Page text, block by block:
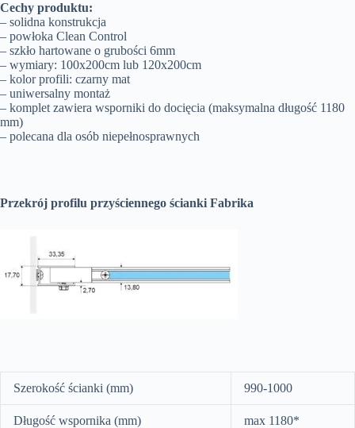
Cechy produktu:
– solidna konstrukcja
– powłoka Clean Control
– szkło hartowane o grubości 6mm
– wymiary: 100x200cm lub 120x200cm
– kolor profili: czarny mat
– uniwersalny montaż
– komplet zawiera wsporniki do docięcia (maksymalna długość 1180
mm)
– polecana dla osób niepełnosprawnych
Przekrój profilu przyściennego ścianki Fabrika
Szerokość ścianki (mm) 990-1000
Długość wspornika (mm) max 1180*